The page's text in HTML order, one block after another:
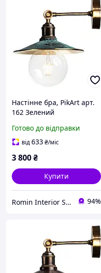
Настінне бра, PikArt арт.
162 Зелений
Готово до відправки
від633₴/міс
3 800₴
Купити
Romin Interior Store 94%